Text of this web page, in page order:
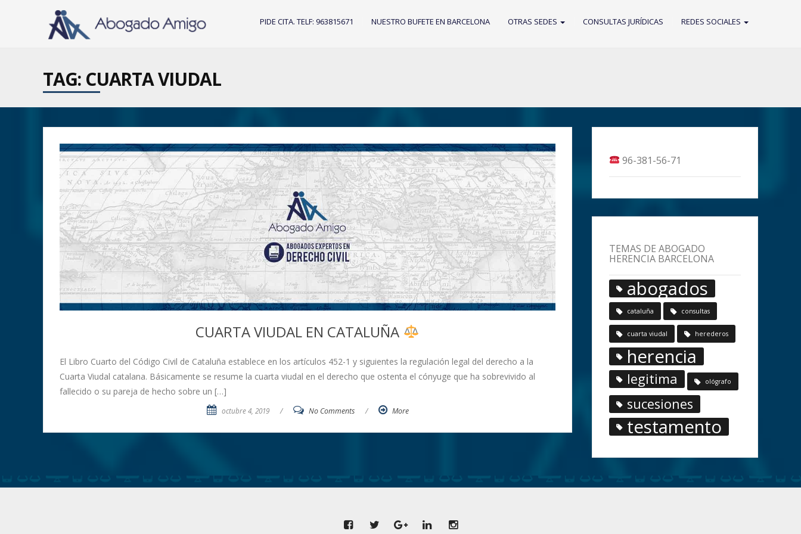
PIDE CITA. TELF: 963815671 NUESTRO BUFETE EN BARCELONA OTRAS SEDES CONSULTAS JURÍDICAS REDES SOCIALES
TAG: CUARTA VIUDAL
CUARTA VIUDAL EN CATALUÑA
El Libro Cuarto del Código Civil de Cataluña establece en los artículos 452-1 y siguientes la regulación legal del derecho a la
Cuarta Viudal catalana. Básicamente se resume la cuarta viudal en el derecho que ostenta el cónyuge que ha sobrevivido al
fallecido o su pareja de hecho sobre un […]
octubre 4, 2019 / No Comments / More
96-381-56-71
TEMAS DE ABOGADO
HERENCIA BARCELONA
abogados
cataluña consultas
cuarta viudal herederos
herencia
legitima ológrafo
sucesiones
testamento